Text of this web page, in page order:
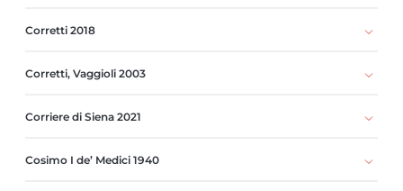
Corretti 2018
Corretti, Vaggioli 2003
Corriere di Siena 2021
Cosimo I de’ Medici 1940